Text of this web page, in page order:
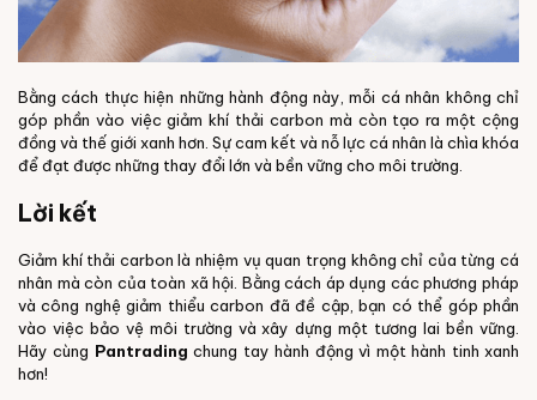
Bằng cách thực hiện những hành động này, mỗi cá nhân không chỉ
góp phần vào việc giảm khí thải carbon mà còn tạo ra một cộng
đồng và thế giới xanh hơn. Sự cam kết và nỗ lực cá nhân là chìa khóa
để đạt được những thay đổi lớn và bền vững cho môi trường.
Lời kết
Giảm khí thải carbon là nhiệm vụ quan trọng không chỉ của từng cá
nhân mà còn của toàn xã hội. Bằng cách áp dụng các phương pháp
và công nghệ giảm thiểu carbon đã đề cập, bạn có thể góp phần
vào việc bảo vệ môi trường và xây dựng một tương lai bền vững.
Hãy cùng Pantrading chung tay hành động vì một hành tinh xanh
hơn!